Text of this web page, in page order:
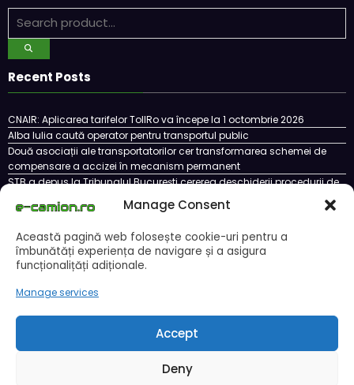
Manage Consent
Această pagină web folosește cookie-uri pentru a
îmbunătăți experiența de navigare și a asigura
funcționalițăți adiționale.
Manage services
Accept
Deny
Recent Posts
CNAIR: Aplicarea tarifelor TollRo va începe la 1 octombrie 2026
Alba Iulia caută operator pentru transportul public
Două asociații ale transportatorilor cer transformarea schemei de
compensare a accizei în mecanism permanent
STB a depus la Tribunalul București cererea deschiderii procedurii de
DKV Mobility și Shell își extind parteneriatul european
Politica de confidentialitate